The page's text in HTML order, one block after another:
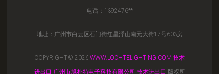
电话：1392476**
地址：广州市白云区石门街红星浮山南元大街17号603房
COPYRIGHT © 2026 WWW.LOCHTELIGHTING.COM 技术
进出口 广州市旭朴特电子科技有限公司 技术进出口 版权所